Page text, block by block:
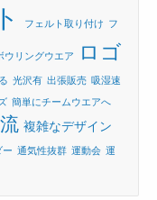
フェルト取り付け フ
ウリングウエア ロゴ
光沢有 出張販売 吸湿速
簡単にチームウエアへ
複雑なデザイン
ー 通気性抜群 運動会 運